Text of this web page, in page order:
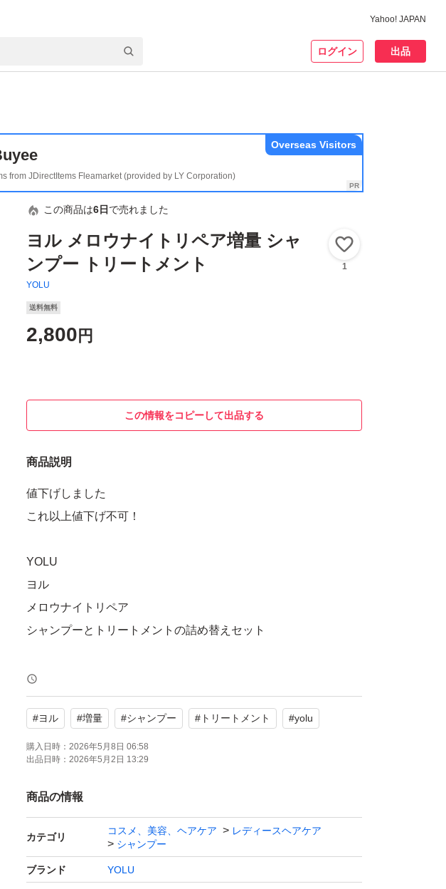
Yahoo! JAPAN
ログイン 出品
from JDirectItems Fleamarket (provided by LY Corporation)
Overseas Visitors
この商品は6日 で売れました
ヨル メロウナイトリペア増量 シャ
ンプー トリートメント
YOLU
1
送料無料
2,800 円
この情報をコピーして出品する
商品説明
値下げしました
これ以上値下げ不可！
YOLU
ヨル
メロウナイトリペア
シャンプーとトリートメントの詰め替えセット
通常品１.５倍
各５２５ｍｌ
新品未使用
簡易包装
のヘアケア商品です。睡眠中のダメージから髪を守り、絡まりケ
アや毛先まで指通りよくしたい方におすすめです。
#ヨル #増量 #シャンプー # トリートメント #yolu
購入日時： 2026年5月8日 06:58
出品日時： 2026年5月2日 13:29
商品の情報
カテゴリ
コスメ、美容、ヘアケア
レディースヘアケア
シャンプー
ブランド YOLU